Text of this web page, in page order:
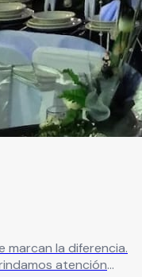
marcan la diferencia.
atención